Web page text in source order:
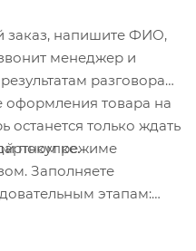
заказ, напишите ФИО,
менеджер и
разговора
оформления товара на
останется только ждать
покупке.режиме
Заполняете
этапам: